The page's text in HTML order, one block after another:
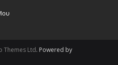
Themes Ltd. Powered by